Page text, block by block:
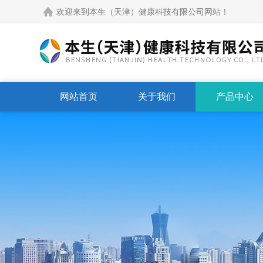
欢迎来到本生（天津）健康科技有限公司网站！
网站首页 关于我们 产品中心